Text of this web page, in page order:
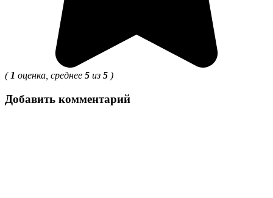
( 1 оценка, среднее 5 из 5 )
Добавить комментарий